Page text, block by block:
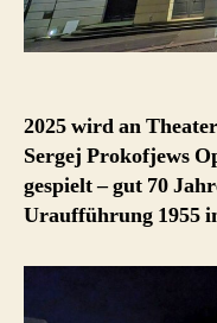
2025 wird an
Sergej Prokofjews
gespielt – gut 70
Uraufführung 1955